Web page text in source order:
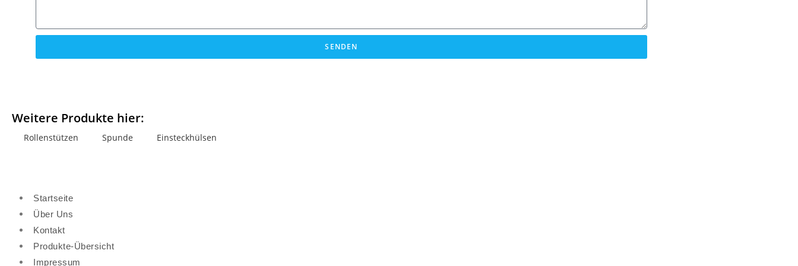
SENDEN
Weitere Produkte hier:
Rollenstützen Spunde Einsteckhülsen
Startseite
Über Uns
Kontakt
Produkte-Übersicht
Impressum